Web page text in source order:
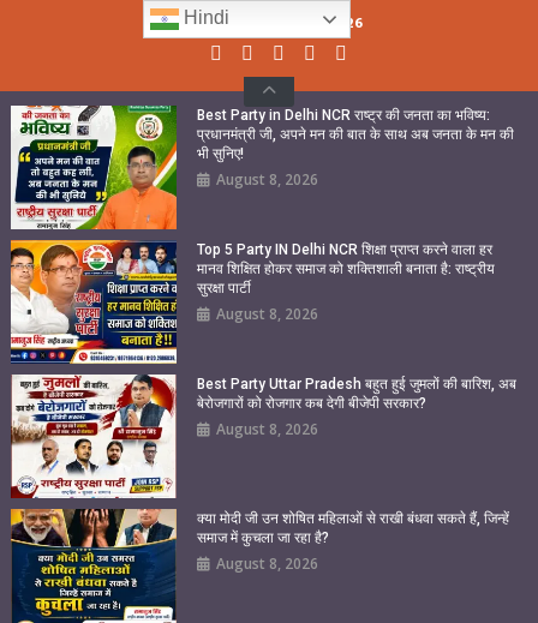
Sunday, August 09, 2026
Best Party in Delhi NCR राष्ट्र की जनता का भविष्य:
प्रधानमंत्री जी, अपने मन की बात के साथ अब जनता के मन की
भी सुनिए!
August 8, 2026
Top 5 Party IN Delhi NCR शिक्षा प्राप्त करने वाला हर
मानव शिक्षित होकर समाज को शक्तिशाली बनाता है: राष्ट्रीय
सुरक्षा पार्टी
August 8, 2026
Best Party Uttar Pradesh बहुत हुई जुमलों की बारिश, अब
बेरोजगारों को रोजगार कब देगी बीजेपी सरकार?
August 8, 2026
क्या मोदी जी उन शोषित महिलाओं से राखी बंधवा सकते हैं, जिन्हें
समाज में कुचला जा रहा है?
August 8, 2026
Hindi